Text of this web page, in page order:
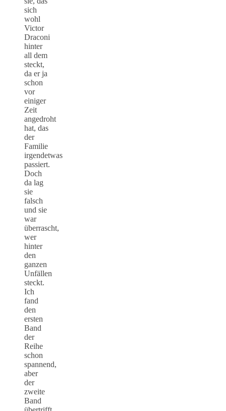
sich
wohl
Victor
Draconi
hinter
all dem
steckt,
da er ja
schon
vor
einiger
Zeit
angedroht
hat, das
der
Familie
irgendetwas
passiert.
Doch
da lag
sie
falsch
und sie
war
überrascht,
wer
hinter
den
ganzen
Unfällen
steckt.
Ich
fand
den
ersten
Band
der
Reihe
schon
spannend,
aber
der
zweite
Band